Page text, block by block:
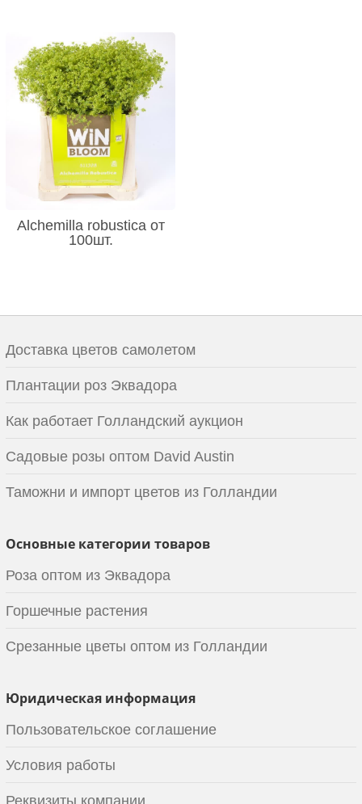
Alchemilla robustica от
100шт.
Доставка цветов самолетом
Плантации роз Эквадора
Как работает Голландский аукцион
Садовые розы оптом David Austin
Таможни и импорт цветов из Голландии
Основные категории товаров
Роза оптом из Эквадора
Горшечные растения
Срезанные цветы оптом из Голландии
Юридическая информация
Пользовательское соглашение
Условия работы